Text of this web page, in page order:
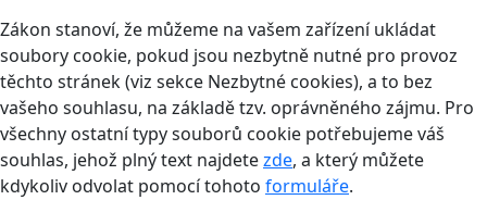
Zákon stanoví, že můžeme na vašem zařízení ukládat
soubory cookie, pokud jsou nezbytně nutné pro provoz
těchto stránek (viz sekce Nezbytné cookies), a to bez
vašeho souhlasu, na základě tzv. oprávněného zájmu. Pro
všechny ostatní typy souborů cookie potřebujeme váš
souhlas, jehož plný text najdetezde, a který můžete
kdykoliv odvolat pomocí tohoto formuláře.